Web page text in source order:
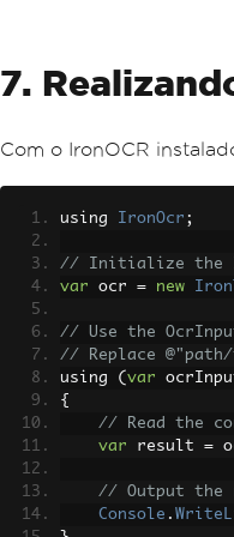
7.
Com o IronOCR
using IronOcr ;
// Initialize the
var ocr = new
// Use the
// Replace
using ( var
{
// Read the
var result =
// Output the
Console .